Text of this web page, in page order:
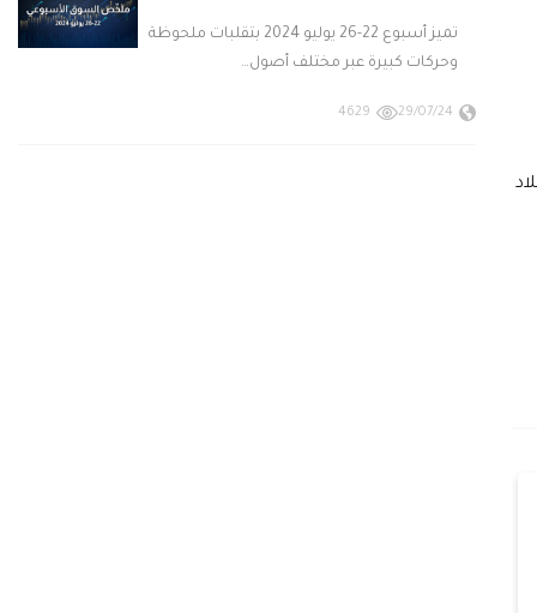
تميز أسبوع 22-26 يوليو 2024 بتقلبات ملحوظة
وحركات كبيرة عبر مختلف أصول…
29/07/24
4629